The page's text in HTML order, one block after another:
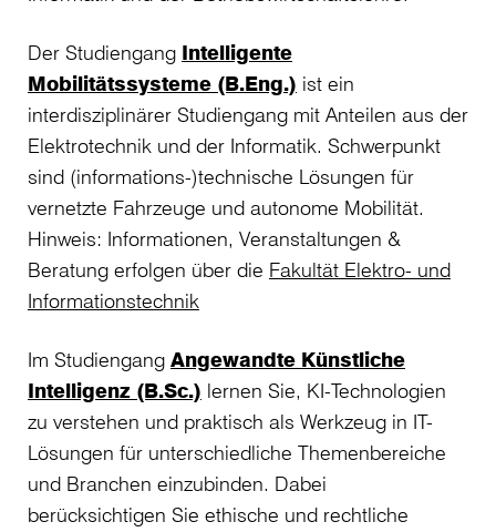
Der Studiengang Intelligente
Mobilitätssysteme (B.Eng.) ist ein
interdisziplinärer Studiengang mit Anteilen aus der
Elektrotechnik und der Informatik. Schwerpunkt
sind (informations-)technische Lösungen für
vernetzte Fahrzeuge und autonome Mobilität.
Hinweis: Informationen, Veranstaltungen &
Beratung erfolgen über die Fakultät Elektro- und
Informationstechnik
Im Studiengang Angewandte Künstliche
Intelligenz (B.Sc.) lernen Sie, KI-Technologien
zu verstehen und praktisch als Werkzeug in IT-
Lösungen für unterschiedliche Themenbereiche
und Branchen einzubinden. Dabei
berücksichtigen Sie ethische und rechtliche